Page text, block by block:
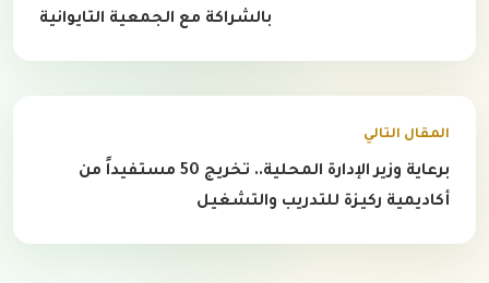
بالشراكة مع الجمعية التايوانية
المقال التالي
برعاية وزير الإدارة المحلية.. تخريج 50 مستفيداً من
أكاديمية ركيزة للتدريب والتشغيل